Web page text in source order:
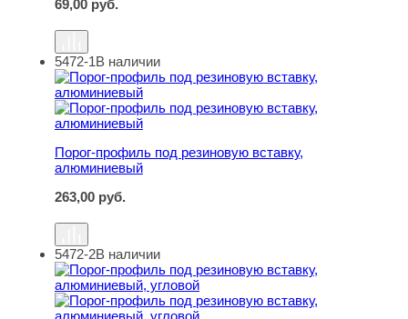
69,00 руб.
Порог-профиль под резиновую вставку, алюминиевый
5472-1В наличии
Порог-профиль под резиновую вставку,
алюминиевый
263,00 руб.
Порог-профиль под резиновую вставку, алюминиевый,
5472-2В наличии